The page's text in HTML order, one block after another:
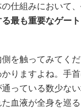
仕組みにおいて、
最も重要なゲー
を触ってみてく
りますよね。手
っている数少な
血液が全身を巡